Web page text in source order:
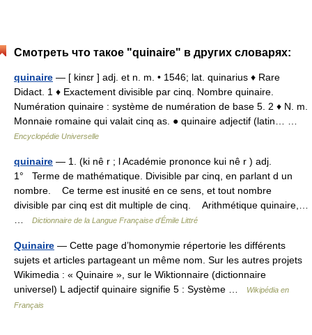
Смотреть что такое "quinaire" в других словарях:
quinaire — [ kinɛr ] adj. et n. m. • 1546; lat. quinarius ♦ Rare
Didact. 1 ♦ Exactement divisible par cinq. Nombre quinaire.
Numération quinaire : système de numération de base 5. 2 ♦ N. m.
Monnaie romaine qui valait cinq as. ● quinaire adjectif (latin… …
Encyclopédie Universelle
quinaire — 1. (ki nê r ; l Académie prononce kui nê r ) adj.
1° Terme de mathématique. Divisible par cinq, en parlant d un
nombre. Ce terme est inusité en ce sens, et tout nombre
divisible par cinq est dit multiple de cinq. Arithmétique quinaire,…
Dictionnaire de la Langue Française d'Émile Littré
Quinaire — Cette page d’homonymie répertorie les différents
sujets et articles partageant un même nom. Sur les autres projets
Wikimedia : « Quinaire », sur le Wiktionnaire (dictionnaire
universel) L adjectif quinaire signifie 5 : Système …
Wikipédia en
Français